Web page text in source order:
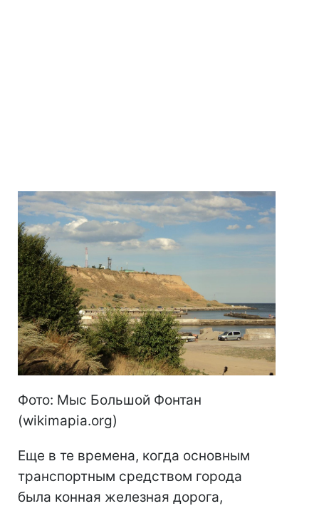
Фото: Мыс Большой Фонтан
(wikimapia.org)
Еще в те времена, когда основным
транспортным средством города
была конная железная дорога,